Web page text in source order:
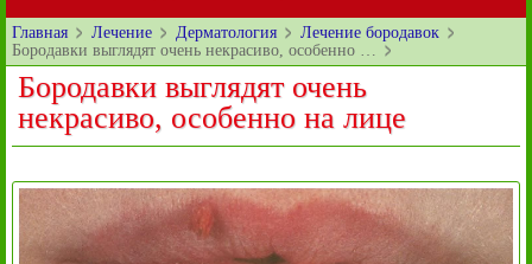
Главная Лечение Дерматология
Лечение бородавок
Бородавки выглядят очень некрасиво, особенно …
Бородавки выглядят очень
некрасиво, особенно на лице